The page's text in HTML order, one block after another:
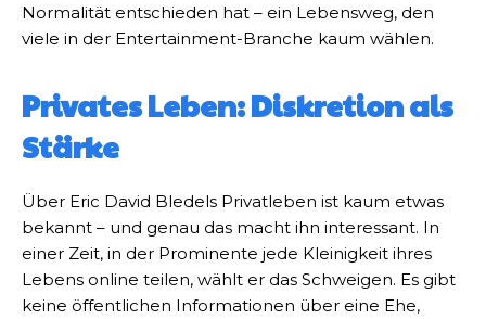
Normalität entschieden hat – ein Lebensweg, den
viele in der Entertainment-Branche kaum wählen.
Privates Leben: Diskretion als
Stärke
Über Eric David Bledels Privatleben ist kaum etwas
bekannt – und genau das macht ihn interessant. In
einer Zeit, in der Prominente jede Kleinigkeit ihres
Lebens online teilen, wählt er das Schweigen. Es gibt
keine öffentlichen Informationen über eine Ehe,